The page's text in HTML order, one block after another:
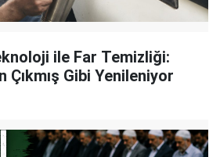
ile Far Temizliği:
Çıkmış Gibi Yenileniyor